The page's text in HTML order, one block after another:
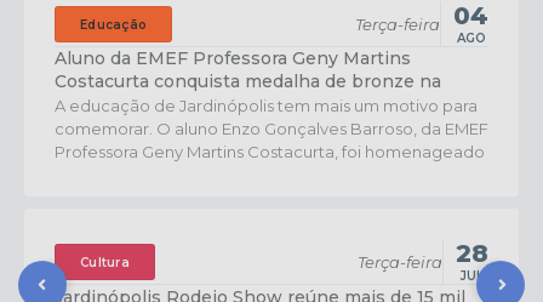
Aluno da EMEF Professora Geny Martins
Costacurta conquista medalha de bronze na
OBMEP
Terça-feira 04
AGO
Educação
A educação de Jardinópolis tem mais um motivo para
comemorar. O aluno Enzo Gonçalves Barroso, da EMEF
Professora Geny Martins Costacurta, foi homenageado
cerimônia de premiação foi realizada na cidade de...
Jardinópolis Rodeio Show reúne mais de 15 mil
Terça-feira 28
JUL
Cultura